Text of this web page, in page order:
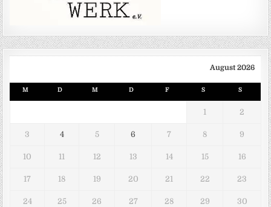
August 2026
M D M D F S S
1 2
3 4 5 6 7 8 9
10 11 12 13 14 15 16
17 18 19 20 21 22 23
24 25 26 27 28 29 30